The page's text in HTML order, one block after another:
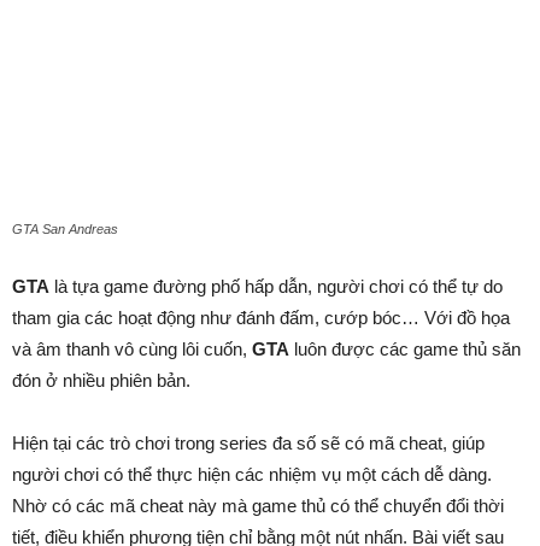
GTA San Andreas
GTA là tựa game đường phố hấp dẫn, người chơi có thể tự do
tham gia các hoạt động như đánh đấm, cướp bóc… Với đồ họa
và âm thanh vô cùng lôi cuốn, GTA luôn được các game thủ săn
đón ở nhiều phiên bản.
Hiện tại các trò chơi trong series đa số sẽ có mã cheat, giúp
người chơi có thể thực hiện các nhiệm vụ một cách dễ dàng.
Nhờ có các mã cheat này mà game thủ có thể chuyển đổi thời
tiết, điều khiển phương tiện chỉ bằng một nút nhấn. Bài viết sau